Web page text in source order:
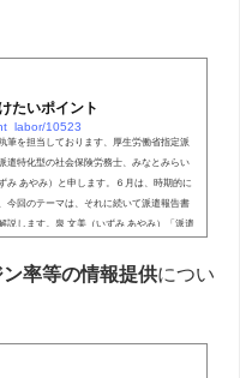
たいポイント
10523
筆を担当しております、厚生労働省指定派
遣特化型の社会保険労務士、みなとみらい
み あやみ）と申します。６月は、時期的に
今回のテーマは、それに続いて派遣報告書
説します。泉 文美（いずみ あやみ）「派遣
率等の情報提供につい